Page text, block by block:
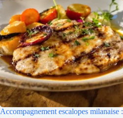
Accompagnement escalopes milanaise